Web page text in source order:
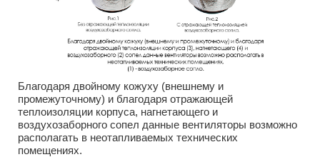
Благодаря двойному кожуху (внешнему и
промежуточному) и благодаря отражающей
теплоизоляции корпуса, нагнетающего и
воздухозаборного сопел данные вентиляторы возможно
располагать в неотапливаемых технических
помещениях.